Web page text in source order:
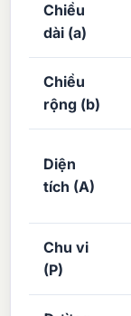
Chiều
dài (a)
Chiều
rộng (b)
Diện
tích (A)
Chu vi
(P)